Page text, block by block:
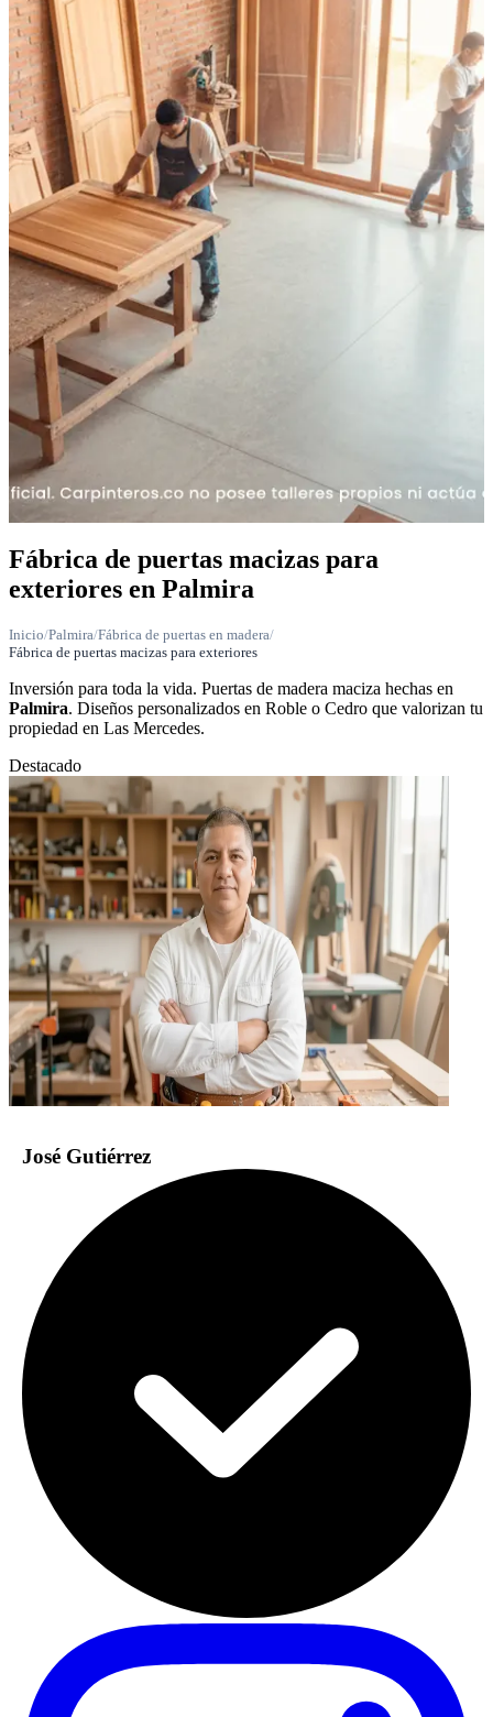
Fábrica de puertas macizas para
exteriores en Palmira
Inicio/Palmira/Fábrica de puertas en madera/
Fábrica de puertas macizas para exteriores
Inversión para toda la vida. Puertas de madera maciza hechas en
Palmira. Diseños personalizados en Roble o Cedro que valorizan tu
propiedad en Las Mercedes.
Destacado
José Gutiérrez